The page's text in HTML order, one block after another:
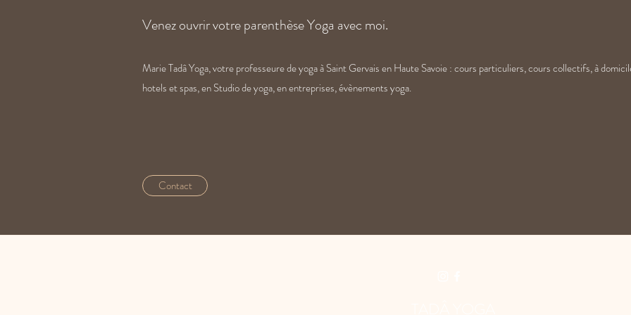
Venez ouvrir votre parenthèse Yoga avec moi.
Marie Tadâ Yoga, votre professeure de yoga à Saint Gervais en Haute Savoie : cours particuliers, cours collectifs, à
hotels et spas, en Studio de yoga, en entreprises, évènements yoga.
Contact